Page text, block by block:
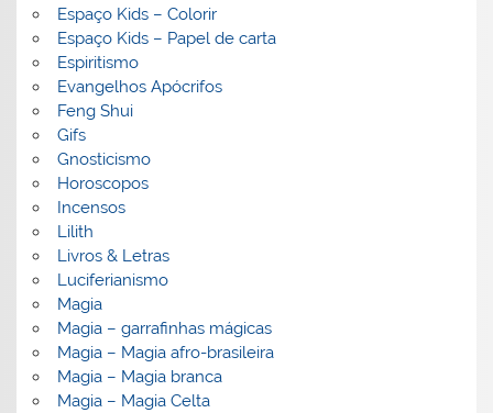
Espaço Kids – Colorir
Espaço Kids – Papel de carta
Espiritismo
Evangelhos Apócrifos
Feng Shui
Gifs
Gnosticismo
Horoscopos
Incensos
Lilith
Livros & Letras
Luciferianismo
Magia
Magia – garrafinhas mágicas
Magia – Magia afro-brasileira
Magia – Magia branca
Magia – Magia Celta